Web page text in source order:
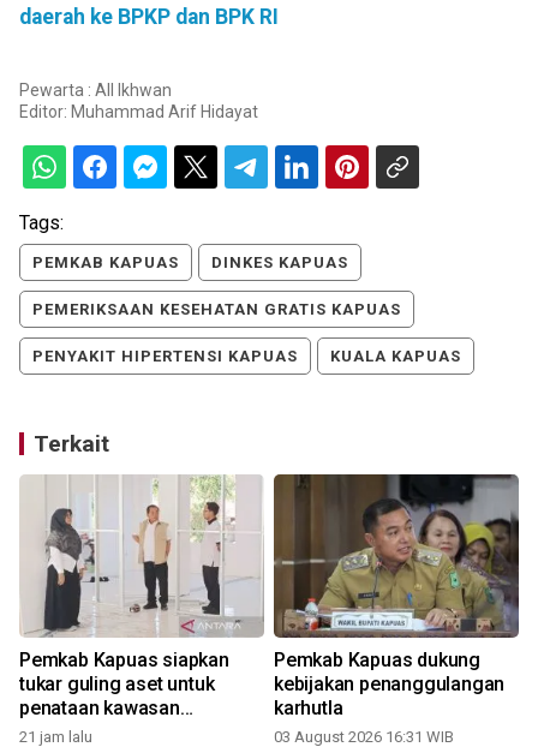
daerah ke BPKP dan BPK RI
Pewarta : All Ikhwan
Editor: Muhammad Arif Hidayat
Tags:
PEMKAB KAPUAS DINKES KAPUAS
PEMERIKSAAN KESEHATAN GRATIS KAPUAS
PENYAKIT HIPERTENSI KAPUAS KUALA KAPUAS
Terkait
Pemkab Kapuas siapkan
tukar guling aset untuk
penataan kawasan
perkantoran
21 jam lalu
Pemkab Kapuas dukung
kebijakan penanggulangan
karhutla
03 August 2026 16:31 WIB